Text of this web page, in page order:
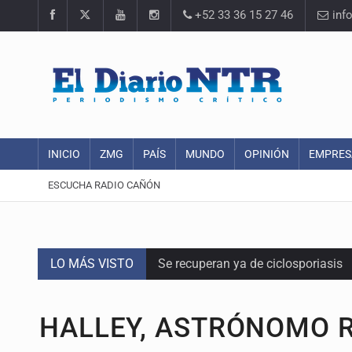
+52 33 36 15 27 46
INICIO ZMG PAÍS MUNDO OPINIÓN
ESCUCHA RADIO CAÑÓN
LO MÁS VISTO Se recuperan ya de ciclosporiasis
Fiscalía exhuma 126 cuerpos de
HALLEY, ASTRÓNOMO